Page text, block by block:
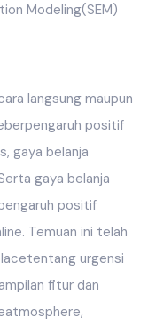
Modeling(SEM)
langsung maupun
positif
gaya belanja
gaya belanja
positif
Temuan ini telah
urgensi
fitur dan